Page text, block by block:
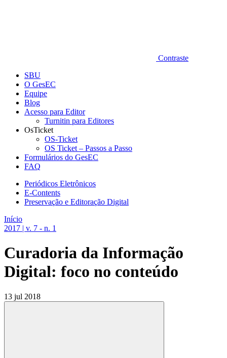
Contraste
SBU
O GesEC
Equipe
Blog
Acesso para Editor
Turnitin para Editores
OsTicket
OS-Ticket
OS Ticket – Passos a Passo
Formulários do GesEC
FAQ
Periódicos Eletrônicos
E-Contents
Preservação e Editoração Digital
Início
2017 | v. 7 - n. 1
Curadoria da Informação
Digital: foco no conteúdo
13 jul 2018